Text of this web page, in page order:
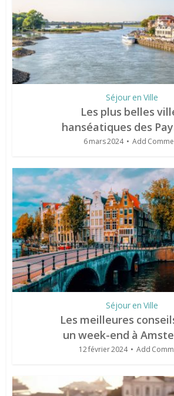
Séjour en Ville
Les plus belles
hanséatiques des
6 mars 2024 Add
Séjour en Ville
Les meilleures
un week-end à
12 février 2024 Add